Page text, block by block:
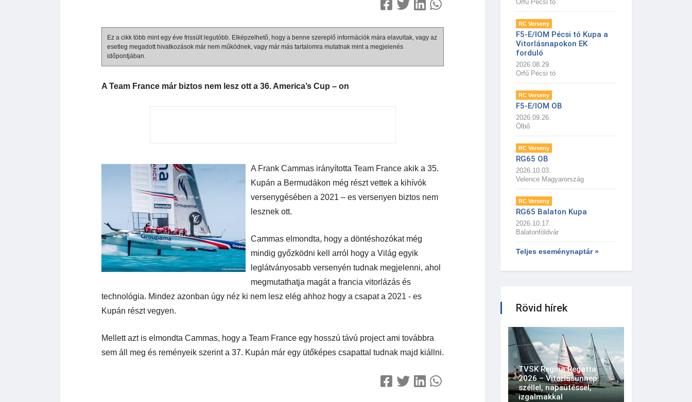
Ez a cikk több mint egy éve frissült legutóbb. Elképzelhető, hogy a benne szereplő információk mára elavultak, vagy az
esetleg megadott hivatkozások már nem működnek, vagy már más tartalomra mutatnak mint a megjelenés
időpontjában.
A Team France már biztos nem lesz ott a 36. America’s Cup – on
A Frank Cammas irányította Team France akik a 35.
Kupán a Bermudákon még részt vettek a kihívók
versenygésében a 2021 – es versenyen biztos nem
lesznek ott.
Cammas elmondta, hogy a döntéshozókat még
mindig győzködni kell arról hogy a Világ egyik
leglátványosabb versenyén tudnak megjelenni, ahol
megmutathatja magát a francia vitorlázás és
technológia. Mindez azonban úgy néz ki nem lesz elég ahhoz hogy a csapat a 2021 - es
Kupán részt vegyen.
Mellett azt is elmondta Cammas, hogy a Team France egy hosszú távú project ami továbbra
sem áll meg és reményeik szerint a 37. Kupán már egy ütőképes csapattal tudnak majd kiállni.
Orfű Pécsi tó
RC Verseny
F5-E/IOM Pécsi tó Kupa a
Vitorlásnapokon EK
forduló
2026.08.29.
Orfű Pécsi tó
RC Verseny
F5-E/IOM OB
2026.09.26.
Ölbő
RC Verseny
RG65 OB
2026.10.03.
Velence Magyarország
RC Verseny
RG65 Balaton Kupa
2026.10.17.
Balatonföldvár
Teljes eseménynaptár »
Rövid hírek
TVSK Regina Regatta
2026 – Vitorlásünnep
széllel, napsütéssel,
izgalmakkal